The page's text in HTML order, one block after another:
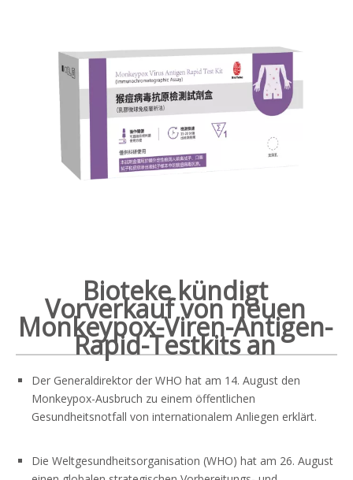
Bioteke kündigt
Vorverkauf von neuen
Monkeypox-Viren-Antigen-
Rapid-Testkits an
Der Generaldirektor der WHO hat am 14. August den
Monkeypox-Ausbruch zu einem öffentlichen
Gesundheitsnotfall von internationalem Anliegen erklärt.
Die Weltgesundheitsorganisation (WHO) hat am 26. August